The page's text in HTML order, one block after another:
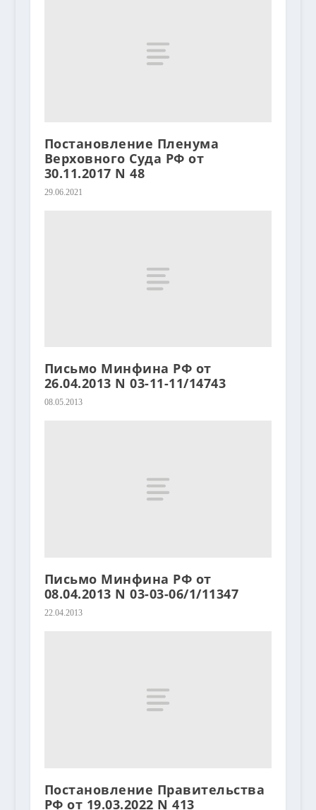
Постановление Пленума
Верховного Суда РФ от
30.11.2017 N 48
29.06.2021
Письмо Минфина РФ от
26.04.2013 N 03-11-11/14743
08.05.2013
Письмо Минфина РФ от
08.04.2013 N 03-03-06/1/11347
22.04.2013
Постановление Правительства
РФ от 19.03.2022 N 413